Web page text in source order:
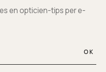
en opticien-tips per e-
OK